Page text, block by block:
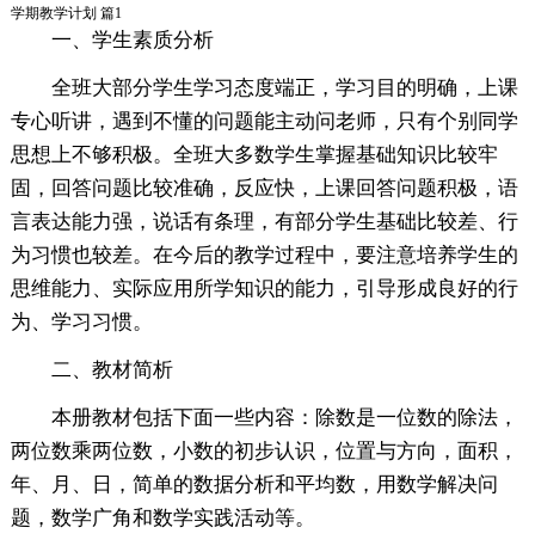
学期教学计划 篇1
一、学生素质分析
全班大部分学生学习态度端正，学习目的明确，上课
专心听讲，遇到不懂的问题能主动问老师，只有个别同学
思想上不够积极。全班大多数学生掌握基础知识比较牢
固，回答问题比较准确，反应快，上课回答问题积极，语
言表达能力强，说话有条理，有部分学生基础比较差、行
为习惯也较差。在今后的教学过程中，要注意培养学生的
思维能力、实际应用所学知识的能力，引导形成良好的行
为、学习习惯。
二、教材简析
本册教材包括下面一些内容：除数是一位数的除法，
两位数乘两位数，小数的初步认识，位置与方向，面积，
年、月、日，简单的数据分析和平均数，用数学解决问
题，数学广角和数学实践活动等。